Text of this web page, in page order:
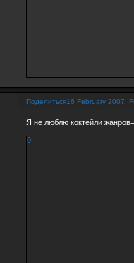
Поделиться16 February 2007,
Я не люблю коктейли
0